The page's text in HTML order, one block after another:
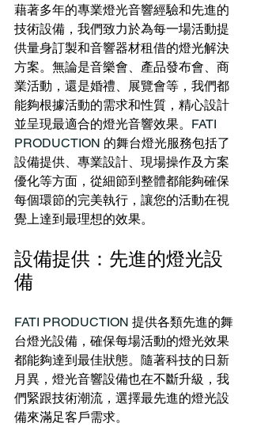
藉著多年的專業燈光音響經驗和先進的
技術設備，我們致力於為每一場活動提
供量身訂製和音響器材租借的燈光解決
方案。無論是音樂會、產品發布會、商
業活動，還是婚禮、展覽會等，我們都
能夠根據活動的需求和性質，精心設計
並呈現最適合的燈光音響效果。 FATI
PRODUCTION 的舞台燈光服務包括了
設備提供、專業設計、現場操作及方案
優化等方面，從細節到整體都能夠確保
每個環節的完美執行，讓您的活動在視
覺上達到最理想的效果。
設備提供：先進的燈光設
備
FATI PRODUCTION 提供各類先進的舞
台燈光設備，確保每場活動的燈光效果
都能夠達到最佳狀態。隨著科技的日新
月異，燈光音響設備也在不斷升級，我
們緊跟技術潮流，選擇最先進的燈光設
備來滿足客戶需求。